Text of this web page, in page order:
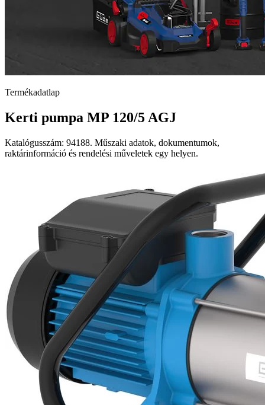
Termékadatlap
Kerti pumpa MP 120/5 AGJ
Katalógusszám: 94188. Műszaki adatok, dokumentumok,
raktárinformáció és rendelési műveletek egy helyen.